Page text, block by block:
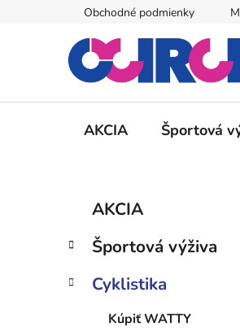
Obchodné podmienky
AKCIA Športová
č
ý
Preskočiť
kategórie
e
ó
AKCIA
Športová výživa
Cyklistika
Kúpiť WATTY